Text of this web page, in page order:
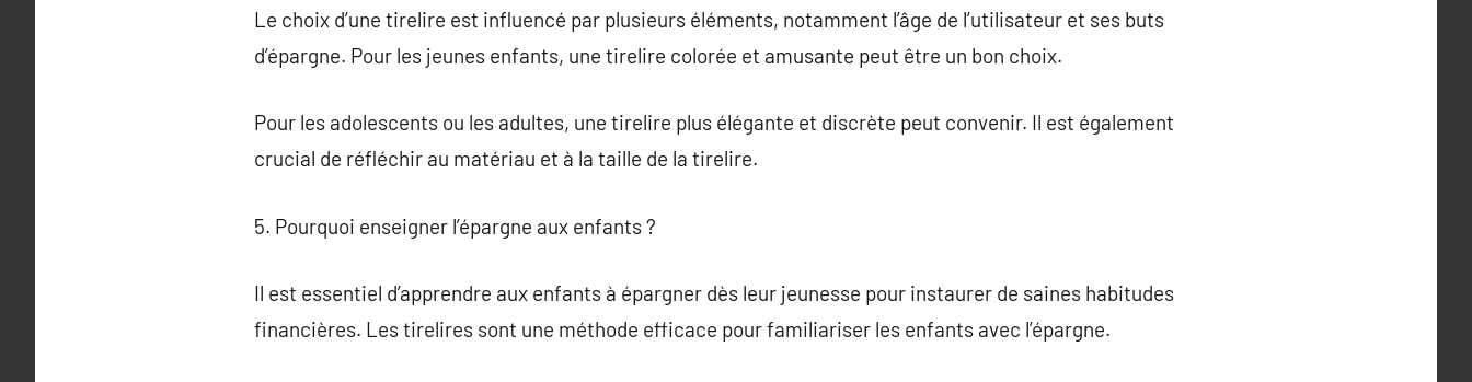
Le choix d’une tirelire est influencé par plusieurs éléments, notamment l’âge de l’utilisateur et ses buts
d’épargne. Pour les jeunes enfants, une tirelire colorée et amusante peut être un bon choix.
Pour les adolescents ou les adultes, une tirelire plus élégante et discrète peut convenir. Il est également
crucial de réfléchir au matériau et à la taille de la tirelire.
5. Pourquoi enseigner l’épargne aux enfants ?
Il est essentiel d’apprendre aux enfants à épargner dès leur jeunesse pour instaurer de saines habitudes
financières. Les tirelires sont une méthode efficace pour familiariser les enfants avec l’épargne.